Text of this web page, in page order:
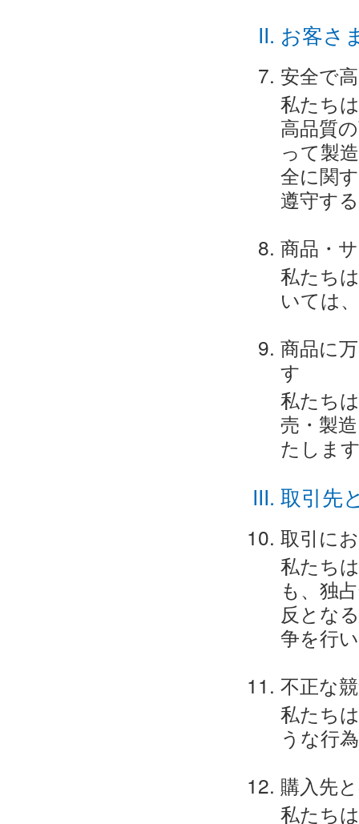
お客さ
安全で
私たち
高品質
って製
全に関
遵守す
商品・
私たち
いては
商品に
す
私たち
売・製
たしま
取引先
取引に
私たち
も、独
反とな
争を行
不正な
私たち
うな行
購入先
私たち